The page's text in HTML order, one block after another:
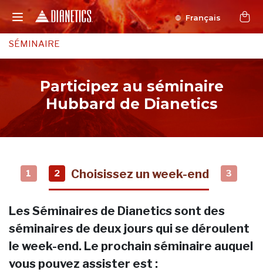
Français
SÉMINAIRE
Participez au séminaire
Hubbard de Dianetics
1 2 Choisissez un week-end 3
Les Séminaires de Dianetics sont des
séminaires de deux jours qui se déroulent
le week-end. Le prochain séminaire auquel
vous pouvez assister est :